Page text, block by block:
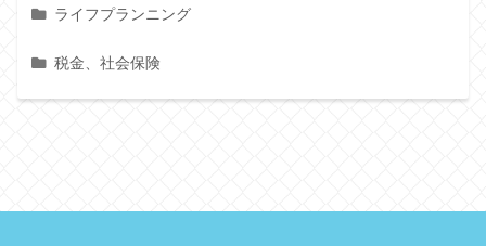
ライフプランニング
税金、社会保険